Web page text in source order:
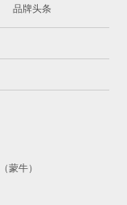
品牌头条
蒙牛）